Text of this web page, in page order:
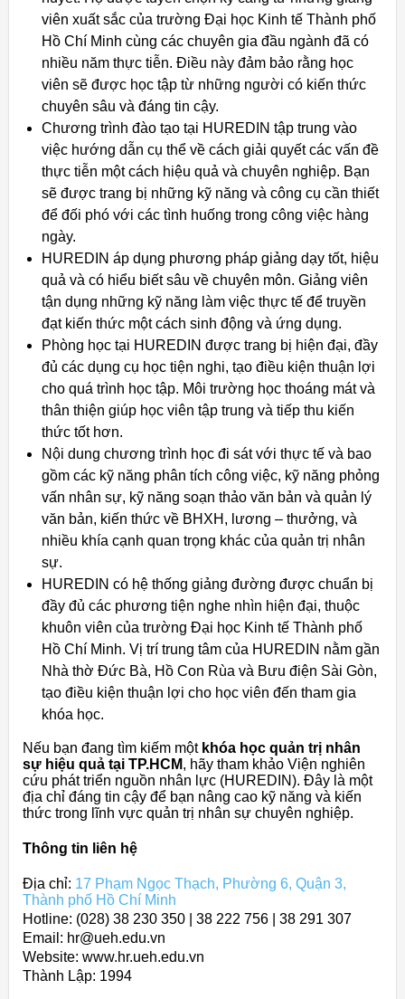
viên xuất sắc của trường Đại học Kinh tế Thành phố
Hồ Chí Minh cùng các chuyên gia đầu ngành đã có
nhiều năm thực tiễn. Điều này đảm bảo rằng học
viên sẽ được học tập từ những người có kiến thức
chuyên sâu và đáng tin cậy.
Chương trình đào tạo tại HUREDIN tập trung vào
việc hướng dẫn cụ thể về cách giải quyết các vấn đề
thực tiễn một cách hiệu quả và chuyên nghiệp. Bạn
sẽ được trang bị những kỹ năng và công cụ cần thiết
để đối phó với các tình huống trong công việc hàng
ngày.
HUREDIN áp dụng phương pháp giảng dạy tốt, hiệu
quả và có hiểu biết sâu về chuyên môn. Giảng viên
tận dụng những kỹ năng làm việc thực tế để truyền
đạt kiến thức một cách sinh động và ứng dụng.
Phòng học tại HUREDIN được trang bị hiện đại, đầy
đủ các dụng cụ học tiện nghi, tạo điều kiện thuận lợi
cho quá trình học tập. Môi trường học thoáng mát và
thân thiện giúp học viên tập trung và tiếp thu kiến
thức tốt hơn.
Nội dung chương trình học đi sát với thực tế và bao
gồm các kỹ năng phân tích công việc, kỹ năng phỏng
vấn nhân sự, kỹ năng soạn thảo văn bản và quản lý
văn bản, kiến thức về BHXH, lương – thưởng, và
nhiều khía cạnh quan trọng khác của quản trị nhân
sự.
HUREDIN có hệ thống giảng đường được chuẩn bị
đầy đủ các phương tiện nghe nhìn hiện đại, thuộc
khuôn viên của trường Đại học Kinh tế Thành phố
Hồ Chí Minh. Vị trí trung tâm của HUREDIN nằm gần
Nhà thờ Đức Bà, Hồ Con Rùa và Bưu điện Sài Gòn,
tạo điều kiện thuận lợi cho học viên đến tham gia
khóa học.
Nếu bạn đang tìm kiếm một khóa học quản trị nhân
sự hiệu quả tại TP.HCM, hãy tham khảo Viện nghiên
cứu phát triển nguồn nhân lực (HUREDIN). Đây là một
địa chỉ đáng tin cậy để bạn nâng cao kỹ năng và kiến
thức trong lĩnh vực quản trị nhân sự chuyên nghiệp.
Thông tin liên hệ
Địa chỉ: 17 Phạm Ngọc Thạch, Phường 6, Quận 3,
Thành phố Hồ Chí Minh
Hotline: (028) 38 230 350 | 38 222 756 | 38 291 307
Email: hr@ueh.edu.vn
Website: www.hr.ueh.edu.vn
Thành Lập: 1994